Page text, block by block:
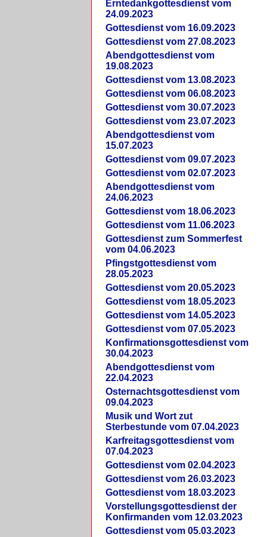
Erntedankgottesdienst vom
24.09.2023
Gottesdienst vom 16.09.2023
Gottesdienst vom 27.08.2023
Abendgottesdienst vom
19.08.2023
Gottesdienst vom 13.08.2023
Gottesdienst vom 06.08.2023
Gottesdienst vom 30.07.2023
Gottesdienst vom 23.07.2023
Abendgottesdienst vom
15.07.2023
Gottesdienst vom 09.07.2023
Gottesdienst vom 02.07.2023
Abendgottesdienst vom
24.06.2023
Gottesdienst vom 18.06.2023
Gottesdienst vom 11.06.2023
Gottesdienst zum Sommerfest
vom 04.06.2023
Pfingstgottesdienst vom
28.05.2023
Gottesdienst vom 20.05.2023
Gottesdienst vom 18.05.2023
Gottesdienst vom 14.05.2023
Gottesdienst vom 07.05.2023
Konfirmationsgottesdienst vom
30.04.2023
Abendgottesdienst vom
22.04.2023
Osternachtsgottesdienst vom
09.04.2023
Musik und Wort zut
Sterbestunde vom 07.04.2023
Karfreitagsgottesdienst vom
07.04.2023
Gottesdienst vom 02.04.2023
Gottesdienst vom 26.03.2023
Gottesdienst vom 18.03.2023
Vorstellungsgottesdienst der
Konfirmanden vom 12.03.2023
Gottesdienst vom 05.03.2023